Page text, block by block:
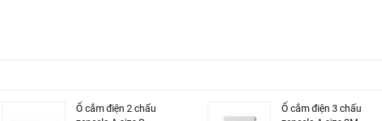
Ổ cắm điện 2 chấu
Ổ cắm điện 3 chấu